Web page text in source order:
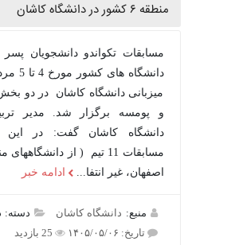
منطقه ۶ کشور در دانشگاه کاشان
دانشگاه های کشور مورخ 4 تا 5
میزبانی دانشگاه کاشان در دو بخش
و پومسه برگزار شد. مدیر تربیت
دانشگاه کاشان گفت: در این دوره
اصفهان، غیر انتفا...
ادامه خبر
منبع:دانشگاه کاشان
دسته:
تاریخ: ۱۴۰۵/۰۵/۰۶
25 بازدید